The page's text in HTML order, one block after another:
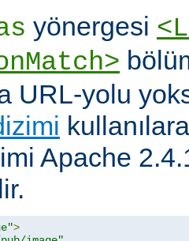
yönergesi
URL-yolu
Apache
>